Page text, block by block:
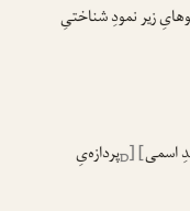
زیر نمودِ شناختیِ
اسمی] [
Dپردازه‌یِ